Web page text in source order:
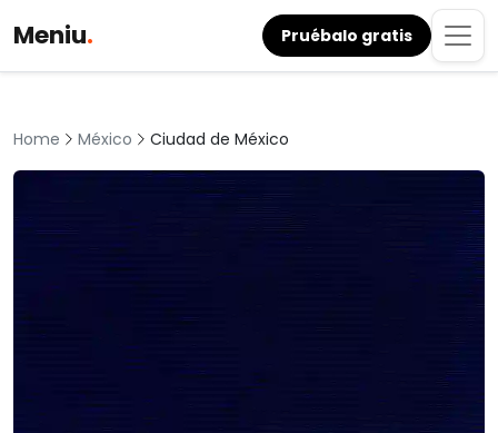
Meniu. Pruébalo gratis
Home México Ciudad de México